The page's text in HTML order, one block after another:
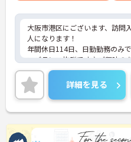
大阪市港区にございます、訪問
人になります！
年間休日114日、日勤勤務のみ
フバランス抜群です♪ご興味の
介護職までお問い合わせくださ
詳細を見る